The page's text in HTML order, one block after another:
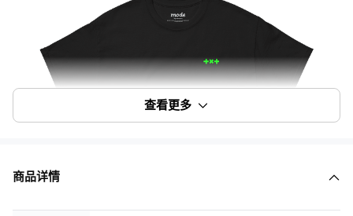
查看更多
商品详情